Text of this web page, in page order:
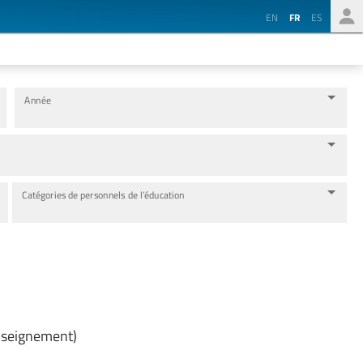
EN FR ES
Année
Catégories de personnels de l’éducation